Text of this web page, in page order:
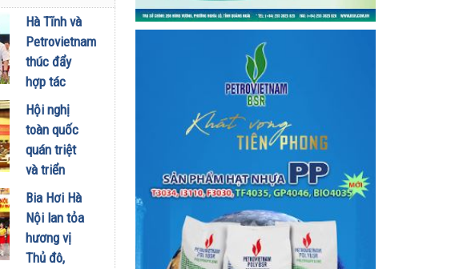
kinh doanh
xăng dầu
29/07/2026
Hà Tĩnh và
Petrovietnam
thúc đẩy
hợp tác
phát triển
trung tâm
công
nghiệp -
sinh thái
tại Vũng
Áng
29/07/2026
Hội nghị
toàn quốc
quán triệt
và triển
khai thực
hiện Nghị
quyết Hội
nghị Trung
Bia Hơi Hà
Nội lan tỏa
hương vị
Thủ đô,